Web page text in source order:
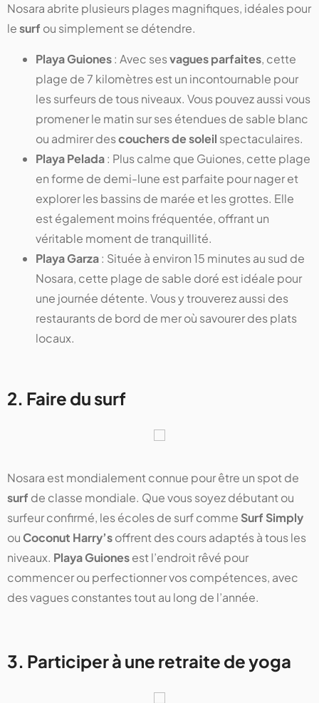
Nosara abrite plusieurs plages magnifiques, idéales pour
lesurf ou simplement se détendre.
Playa Guiones: Avec sesvagues parfaites, cette
plage de 7 kilomètres est un incontournable pour
les surfeurs de tous niveaux. Vous pouvez aussi vous
promener le matin sur ses étendues de sable blanc
ou admirer descouchers de soleil spectaculaires.
Playa Pelada: Plus calme que Guiones, cette plage
en forme de demi-lune est parfaite pour nager et
explorer les bassins de marée et les grottes. Elle
est également moins fréquentée, offrant un
véritable moment de tranquillité.
Playa Garza: Située à environ 15 minutes au sud de
Nosara, cette plage de sable doré est idéale pour
une journée détente. Vous y trouverez aussi des
restaurants de bord de mer où savourer des plats
locaux.
2. Faire du surf
Nosara est mondialement connue pour être un spot de
surf de classe mondiale. Que vous soyez débutant ou
surfeur confirmé, les écoles de surf comme Surf Simply
ou Coconut Harry’soffrent des cours adaptés à tous les
niveaux. Playa Guionesest l’endroit rêvé pour
commencer ou perfectionner vos compétences, avec
des vagues constantes tout au long de l’année.
3. Participer à une retraite de yoga